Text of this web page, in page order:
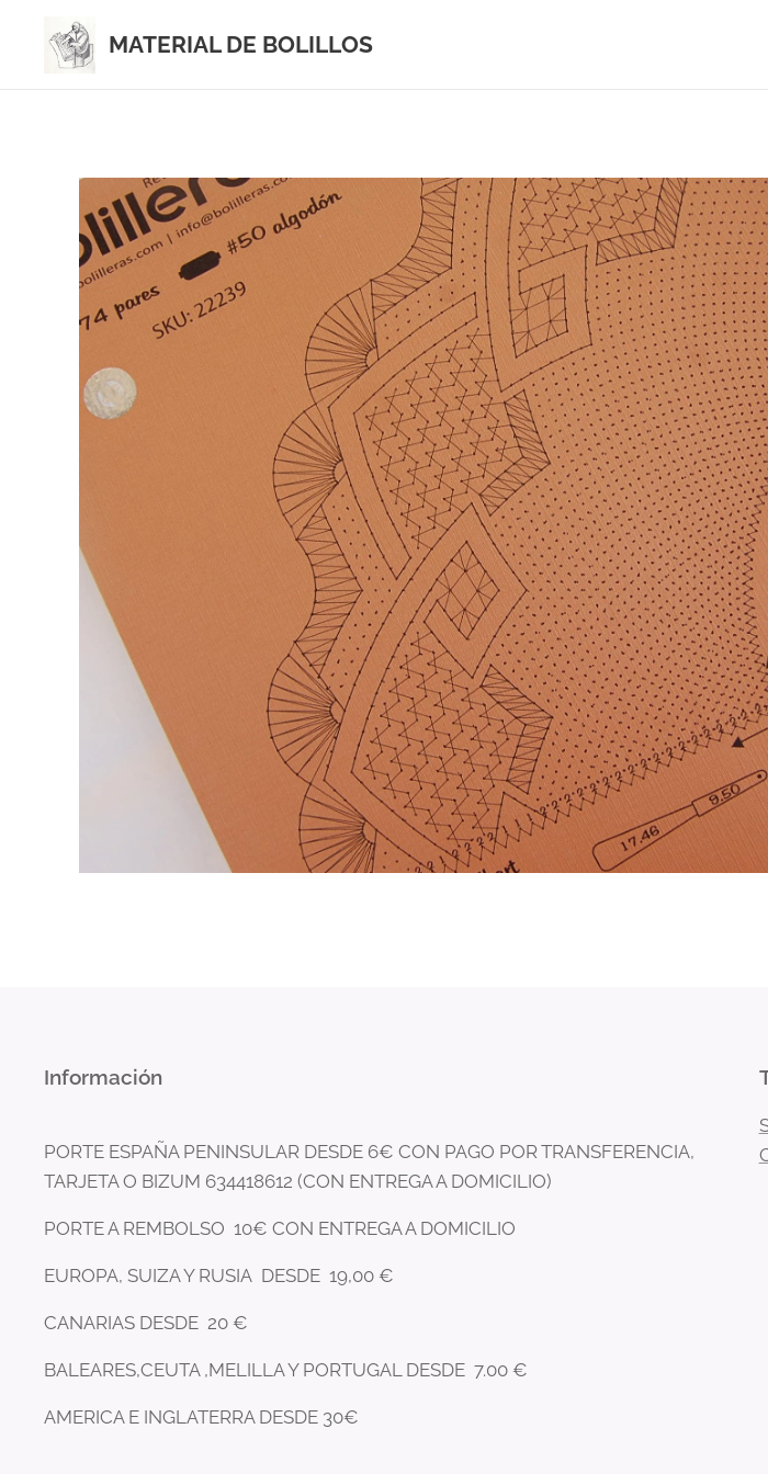
MATERIAL DE BOLILLOS
Información
PORTE ESPAÑA PENINSULAR DESDE 6€ CON PAGO POR TRANSFERENCIA,
TARJETA O BIZUM 634418612 (CON ENTREGA A DOMICILIO)
PORTE A REMBOLSO 10€ CON ENTREGA A DOMICILIO
EUROPA, SUIZA Y RUSIA DESDE 19,00 €
CANARIAS DESDE 20 €
BALEARES,CEUTA ,MELILLA Y PORTUGAL DESDE 7.00 €
AMERICA E INGLATERRA DESDE 30€